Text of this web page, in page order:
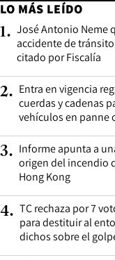
LO MÁS LEÍDO
1. José Antonio Neme
accidente de
citado por Fiscalía
2. Entra en vigencia
cuerdas y cadenas
vehículos en panne
3. Informe apunta a
origen del incendio
Hong Kong
4. TC rechaza por 7
para destituir al
dichos sobre el